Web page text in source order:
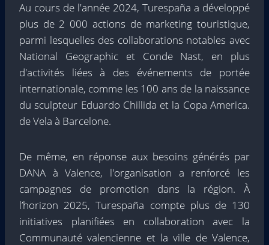
Au cours de l'année 2024, Turespaña a développé
plus de 2 000 actions de marketing touristique,
parmi lesquelles des collaborations notables avec
National Geographic et Conde Nast, en plus
d'activités liées à des événements de portée
internationale, comme les 100 ans de la naissance
du sculpteur Eduardo Chillida et la Copa America.
de Vela à Barcelone.
De même, en réponse aux besoins générés par
DANA à Valence, l'organisation a renforcé les
campagnes de promotion dans la région. À
l’horizon 2025, Turespaña compte plus de 130
initiatives planifiées en collaboration avec la
Communauté valencienne et la ville de Valence,